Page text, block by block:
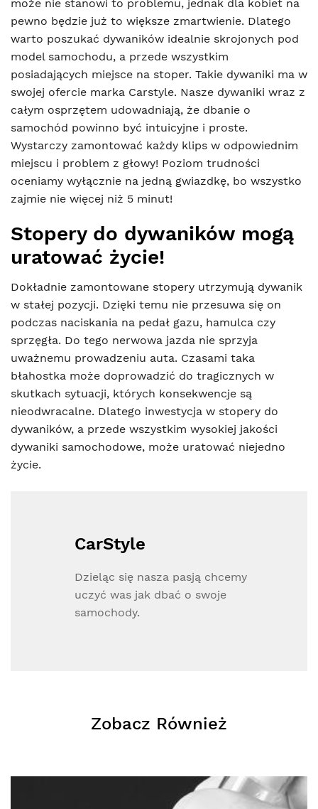
może nie stanowi to problemu, jednak dla kobiet na
pewno będzie już to większe zmartwienie. Dlatego
warto poszukać dywaników idealnie skrojonych pod
model samochodu, a przede wszystkim
posiadających miejsce na stoper. Takie dywaniki ma w
swojej ofercie marka Carstyle. Nasze dywaniki wraz z
całym osprzętem udowadniają, że dbanie o
samochód powinno być intuicyjne i proste.
Wystarczy zamontować każdy klips w odpowiednim
miejscu i problem z głowy! Poziom trudności
oceniamy wyłącznie na jedną gwiazdkę, bo wszystko
zajmie nie więcej niż 5 minut!
Stopery do dywaników mogą
uratować życie!
Dokładnie zamontowane stopery utrzymują dywanik
w stałej pozycji. Dzięki temu nie przesuwa się on
podczas naciskania na pedał gazu, hamulca czy
sprzęgła. Do tego nerwowa jazda nie sprzyja
uważnemu prowadzeniu auta. Czasami taka
błahostka może doprowadzić do tragicznych w
skutkach sytuacji, których konsekwencje są
nieodwracalne. Dlatego inwestycja w stopery do
dywaników, a przede wszystkim wysokiej jakości
dywaniki samochodowe, może uratować niejedno
życie.
CarStyle
Dzieląc się nasza pasją chcemy
uczyć was jak dbać o swoje
samochody.
Zobacz Również